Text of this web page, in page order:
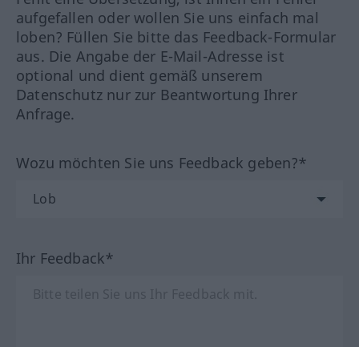
aufgefallen oder wollen Sie uns einfach mal
loben? Füllen Sie bitte das Feedback-Formular
aus. Die Angabe der E-Mail-Adresse ist
optional und dient gemäß unserem
Datenschutz nur zur Beantwortung Ihrer
Anfrage.
Wozu möchten Sie uns Feedback geben?*
Ihr Feedback*